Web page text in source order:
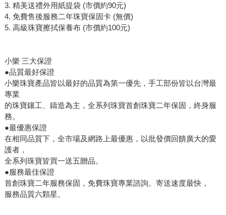
3. 精美送禮外用紙提袋 (市價約90元)
4. 免費售後服務二年珠寶保固卡 (無價)
5. 高級珠寶擦拭保養布 (市價約100元)
小樂 三大保證
●品質最好保證
小樂珠寶產品皆以最好的品質為第一優先，手工部份皆以台灣最
專業
的珠寶鑲工、鑄造為主，全系列珠寶首創珠寶二年保固，終身服
務。
●最優惠保證
在相同品質下，全市場及網路上最優惠，以批發價回饋廣大的愛
護者，
全系列珠寶皆買一送五贈品。
●服務最佳保證
首創珠寶二年服務保固，免費珠寶專業諮詢。寄送速度最快，
服務品質六顆星。